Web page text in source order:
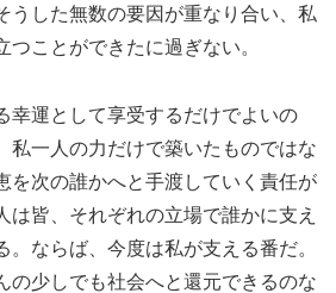
うした無数の要因が重なり合い、私
つことができたに過ぎない。
幸運として享受するだけでよいの
私一人の力だけで築いたものではな
を次の誰かへと手渡していく責任が
は皆、それぞれの立場で誰かに支え
。ならば、今度は私が支える番だ。
の少しでも社会へと還元できるのな